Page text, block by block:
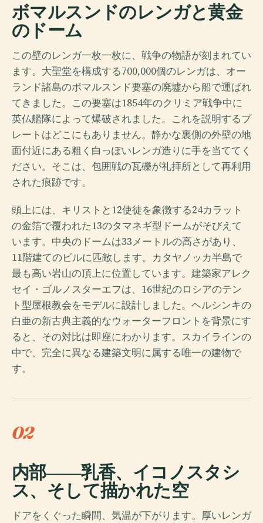
ボマルスンドのレンガと黄金
のドーム
この壁のレンガ一枚一枚に、戦争の物語が刻まれてい
ます。大聖堂を構成する700,000個のレンガは、オー
ランド諸島のボマルスンド要塞の廃墟から船で運ばれ
てきました。この要塞は1854年のクリミア戦争中に
英仏艦隊によって爆破されました。これを説明するプ
レートはどこにもありません。静かな裏側の外壁の地
面付近にある粗く白っぽいレンガ造りに手を当ててく
ださい。そこは、包囲戦の瓦礫が礼拝所として再利用
された痕跡です。
頭上には、キリストと12使徒を象徴する24カラット
の金箔で覆われた13のタマネギ型ドームがそびえて
います。中央のドームは33メートルの高さがあり、
11階建てのビルに匹敵します。カタヤノッカ半島で
最も高い岩山の頂上に位置しています。建築家アレク
セイ・ゴルノスターエフは、16世紀のロシアのテン
ト型屋根教会をモデルに設計しました。ヘルシンキの
白亜の新古典主義的なウォーターフロントを背景にす
ると、その対比は即座にわかります。スカイラインの
中で、完全に異なる建築文明に属する唯一の建物で
す。
02
内部――乳香、イコノスタシ
ス、そして描かれた空
ドアをくぐった瞬間、気温が下がります。厚いレンガ